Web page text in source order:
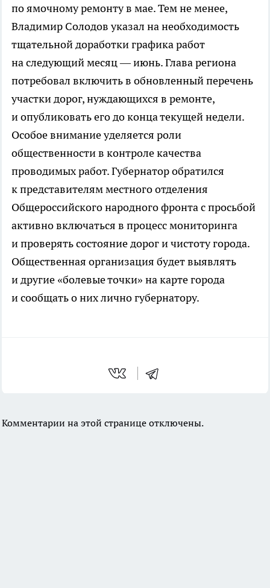
по ямочному ремонту в мае. Тем не менее,
Владимир Солодов указал на необходимость
тщательной доработки графика работ
на следующий месяц — июнь. Глава региона
потребовал включить в обновленный перечень
участки дорог, нуждающихся в ремонте,
и опубликовать его до конца текущей недели.
Особое внимание уделяется роли
общественности в контроле качества
проводимых работ. Губернатор обратился
к представителям местного отделения
Общероссийского народного фронта с просьбой
активно включаться в процесс мониторинга
и проверять состояние дорог и чистоту города.
Общественная организация будет выявлять
и другие «болевые точки» на карте города
и сообщать о них лично губернатору.
Комментарии на этой странице отключены.